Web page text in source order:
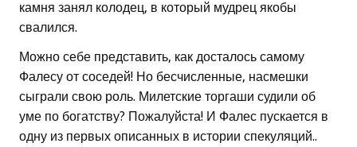
камня занял колодец, в который мудрец якобы
свалился.
Можно себе представить, как досталось самому
Фалесу от соседей! Но бесчисленные, насмешки
сыграли свою роль. Милетские торгаши судили об
уме по богатству? Пожалуйста! И Фалес пускается в
одну из первых описанных в истории спекуляций..